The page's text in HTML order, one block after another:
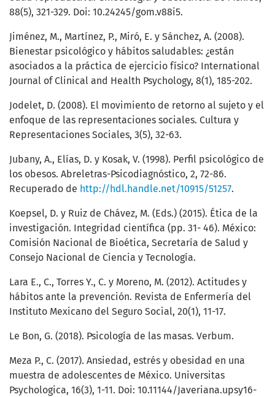
88(5), 321-329. Doi: 10.24245/gom.v88i5.
Jiménez, M., Martínez, P., Miró, E. y Sánchez, A. (2008).
Bienestar psicológico y hábitos saludables: ¿están
asociados a la práctica de ejercicio físico? International
Journal of Clinical and Health Psychology, 8(1), 185-202.
Jodelet, D. (2008). El movimiento de retorno al sujeto y el
enfoque de las representaciones sociales. Cultura y
Representaciones Sociales, 3(5), 32-63.
Jubany, A., Elías, D. y Kosak, V. (1998). Perfil psicológico de
los obesos. Abreletras-Psicodiagnóstico, 2, 72-86.
Recuperado de http://hdl.handle.net/10915/51257.
Koepsel, D. y Ruiz de Chávez, M. (Eds.) (2015). Ética de la
investigación. Integridad científica (pp. 31- 46). México:
Comisión Nacional de Bioética, Secretaría de Salud y
Consejo Nacional de Ciencia y Tecnología.
Lara E., C., Torres Y., C. y Moreno, M. (2012). Actitudes y
hábitos ante la prevención. Revista de Enfermería del
Instituto Mexicano del Seguro Social, 20(1), 11-17.
Le Bon, G. (2018). Psicología de las masas. Verbum.
Meza P., C. (2017). Ansiedad, estrés y obesidad en una
muestra de adolescentes de México. Universitas
Psychologica, 16(3), 1-11. Doi: 10.11144/Javeriana.upsy16-